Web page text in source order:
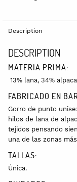
Description
DESCRIPTION
MATERIA PRIMA:
13% lana, 34%
FABRICADO EN
Gorro de punto
hilos de lana de
tejidos pensando
una de las zonas
TALLAS:
Única.